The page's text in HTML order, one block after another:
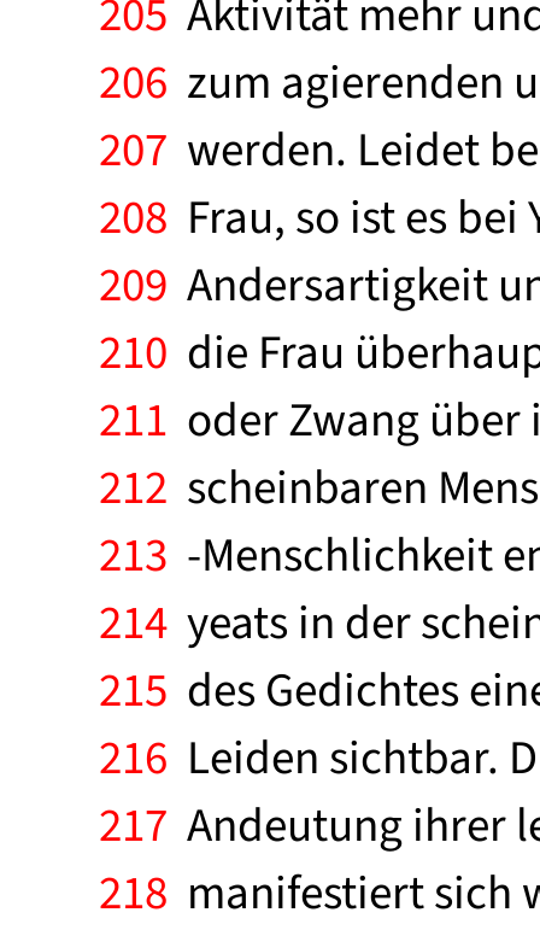
205 Aktivität mehr
206 zum agierenden
207 werden. Leidet
208 Frau, so ist es
209 Andersartigkeit
210 die Frau
211 oder Zwang über
212 scheinbaren
213 -Menschlichkeit
214 yeats in der
215 des Gedichtes
216 Leiden sichtbar.
217 Andeutung ihrer
218 manifestiert sich